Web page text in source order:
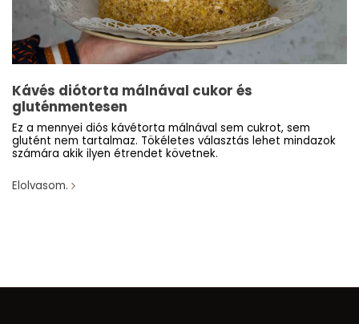
Kávés diótorta málnával cukor és
gluténmentesen
Ez a mennyei diós kávétorta málnával sem cukrot, sem
glutént nem tartalmaz. Tökéletes választás lehet mindazok
számára akik ilyen étrendet követnek.
Elolvasom.